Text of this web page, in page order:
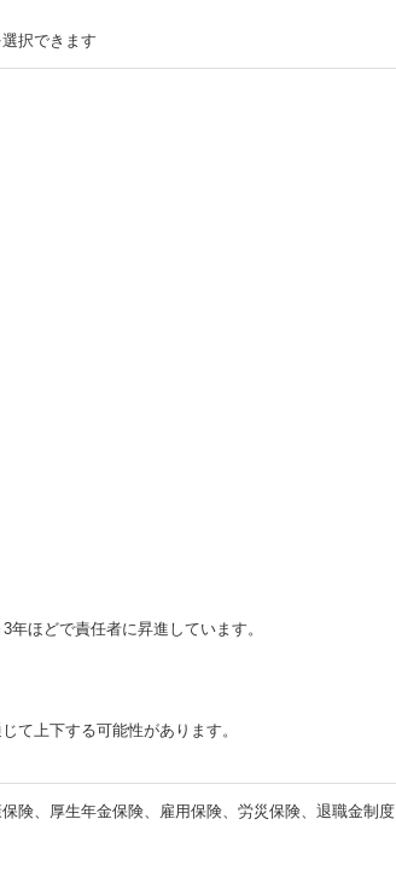
択できます
ほどで責任者に昇進しています。
て上下する可能性があります。
険、厚生年金保険、雇用保険、労災保険、退職金制度